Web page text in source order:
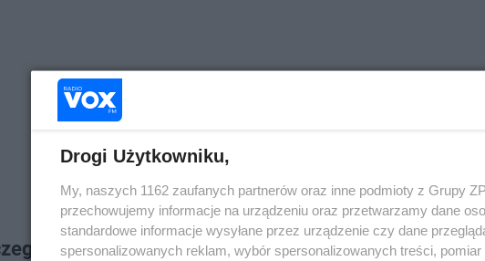
na oglądaniu filmu porno - WIDEO
Drogi Użytkowniku,
My, naszych 1162 zaufanych partnerów oraz inne podmioty z Grupy
przechowujemy informacje na urządzeniu oraz przetwarzamy dane
standardowe informacje wysyłane przez urządzenie czy dane
spersonalizowanych reklam, wybór spersonalizowanych treści,